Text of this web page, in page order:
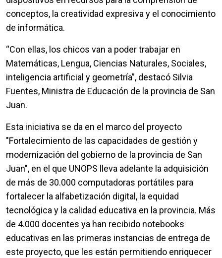
conceptos, la creatividad expresiva y el conocimiento
de informática.
“Con ellas, los chicos van a poder trabajar en
Matemáticas, Lengua, Ciencias Naturales, Sociales,
inteligencia artificial y geometría”, destacó Silvia
Fuentes, Ministra de Educación de la provincia de San
Juan.
Esta iniciativa se da en el marco del proyecto
"Fortalecimiento de las capacidades de gestión y
modernización del gobierno de la provincia de San
Juan", en el que UNOPS lleva adelante la adquisición
de más de 30.000 computadoras portátiles para
fortalecer la alfabetización digital, la equidad
tecnológica y la calidad educativa en la provincia. Más
de 4.000 docentes ya han recibido notebooks
educativas en las primeras instancias de entrega de
este proyecto, que les están permitiendo enriquecer